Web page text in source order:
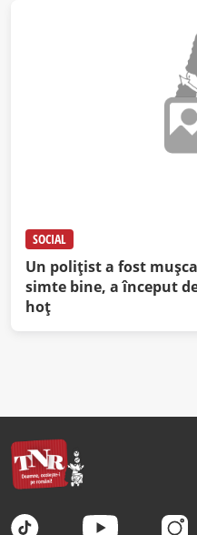
SOCIAL
Un poliţist a fost
simte bine, a început
hoţ